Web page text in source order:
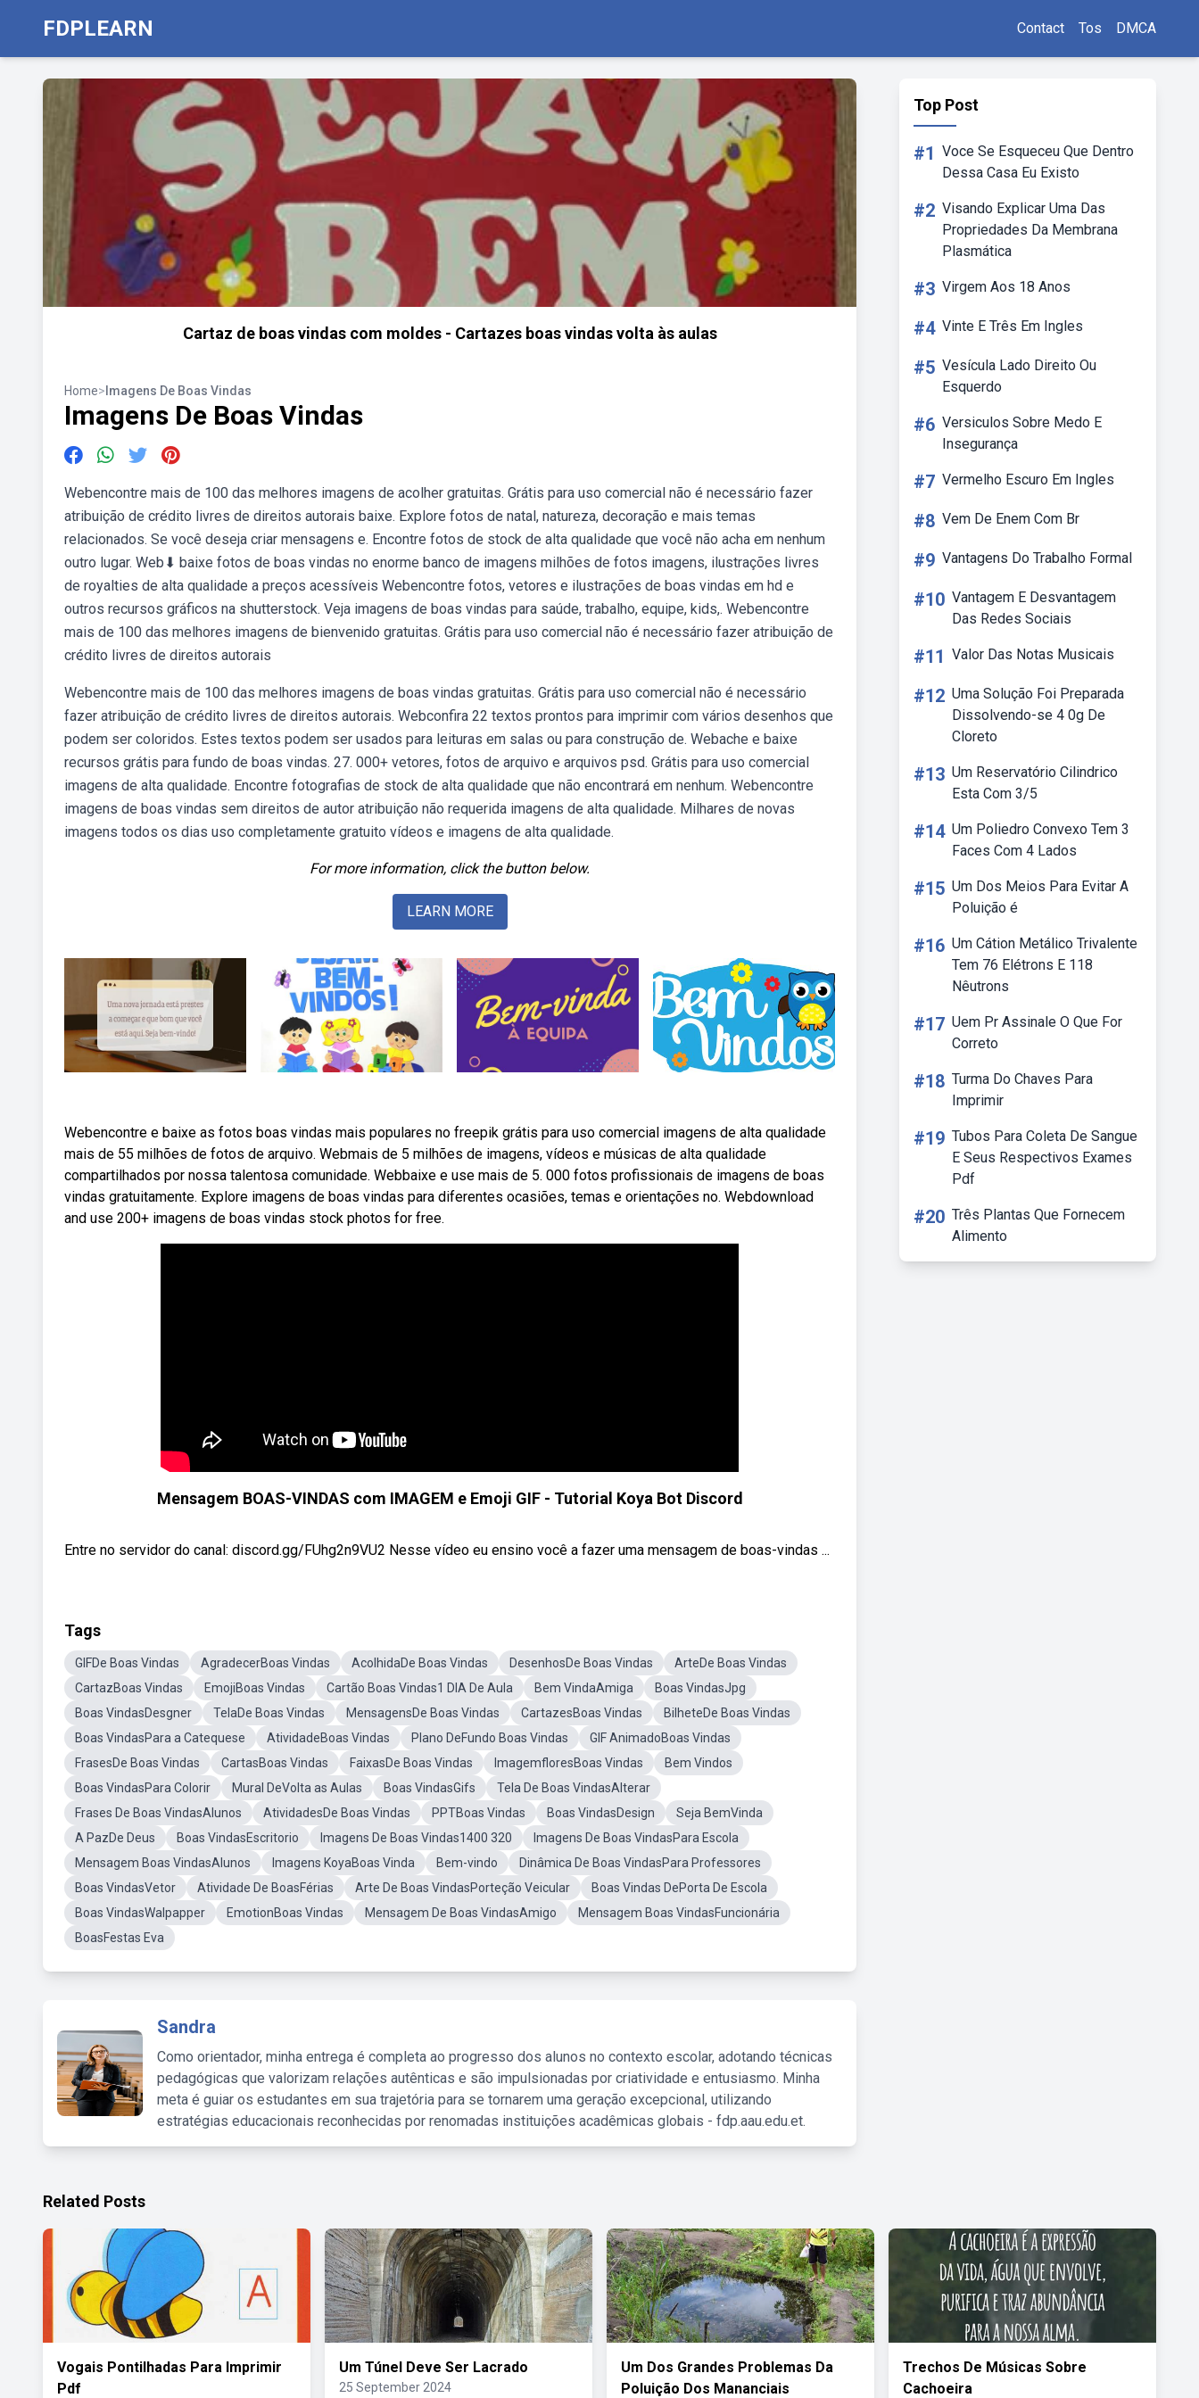
FDPLEARN Contact Tos DMCA
Cartaz de boas vindas com moldes - Cartazes boas vindas volta às aulas
Home> Imagens De Boas Vindas
Imagens De Boas Vindas
Webencontre mais de 100 das melhores imagens de acolher gratuitas. Grátis para uso comercial não é necessário fazer
atribuição de crédito livres de direitos autorais baixe. Explore fotos de natal, natureza, decoração e mais temas
relacionados. Se você deseja criar mensagens e. Encontre fotos de stock de alta qualidade que você não acha em nenhum
outro lugar. Web⬇ baixe fotos de boas vindas no enorme banco de imagens milhões de fotos imagens, ilustrações livres
de royalties de alta qualidade a preços acessíveis Webencontre fotos, vetores e ilustrações de boas vindas em hd e
outros recursos gráficos na shutterstock. Veja imagens de boas vindas para saúde, trabalho, equipe, kids,. Webencontre
mais de 100 das melhores imagens de bienvenido gratuitas. Grátis para uso comercial não é necessário fazer atribuição de
crédito livres de direitos autorais
Webencontre mais de 100 das melhores imagens de boas vindas gratuitas. Grátis para uso comercial não é necessário
fazer atribuição de crédito livres de direitos autorais. Webconfira 22 textos prontos para imprimir com vários desenhos que
podem ser coloridos. Estes textos podem ser usados para leituras em salas ou para construção de. Webache e baixe
recursos grátis para fundo de boas vindas. 27. 000+ vetores, fotos de arquivo e arquivos psd. Grátis para uso comercial
imagens de alta qualidade. Encontre fotografias de stock de alta qualidade que não encontrará em nenhum. Webencontre
imagens de boas vindas sem direitos de autor atribuição não requerida imagens de alta qualidade. Milhares de novas
imagens todos os dias uso completamente gratuito vídeos e imagens de alta qualidade.
For more information, click the button below.
LEARN MORE
Webencontre e baixe as fotos boas vindas mais populares no freepik grátis para uso comercial imagens de alta qualidade
mais de 55 milhões de fotos de arquivo. Webmais de 5 milhões de imagens, vídeos e músicas de alta qualidade
compartilhados por nossa talentosa comunidade. Webbaixe e use mais de 5. 000 fotos profissionais de imagens de boas
vindas gratuitamente. Explore imagens de boas vindas para diferentes ocasiões, temas e orientações no. Webdownload
and use 200+ imagens de boas vindas stock photos for free.
Mensagem BOAS-VINDAS com IMAGEM e Emoji GIF - Tutorial Koya Bot Discord
Entre no servidor do canal: discord.gg/FUhg2n9VU2 Nesse vídeo eu ensino você a fazer uma mensagem de boas-vindas ...
Tags
GIFDe Boas Vindas AgradecerBoas Vindas AcolhidaDe Boas Vindas DesenhosDe Boas Vindas
ArteDe Boas Vindas
CartazBoas Vindas
EmojiBoas Vindas Cartão Boas Vindas1 DIA De Aula Bem VindaAmiga
Boas VindasJpg
Boas VindasDesgner
TelaDe Boas Vindas MensagensDe Boas Vindas CartazesBoas Vindas
BilheteDe Boas Vindas
Boas VindasPara a Catequese
AtividadeBoas Vindas Plano DeFundo Boas Vindas
GIF AnimadoBoas Vindas
FrasesDe Boas Vindas
CartasBoas Vindas FaixasDe Boas Vindas ImagemfloresBoas Vindas
Bem Vindos
Boas VindasPara Colorir
Mural DeVolta as Aulas Boas VindasGifs
Tela De Boas VindasAlterar
Frases De Boas VindasAlunos
AtividadesDe Boas Vindas PPTBoas Vindas Boas VindasDesign
Seja BemVinda
A PazDe Deus
Boas VindasEscritorio Imagens De Boas Vindas1400 320
Imagens De Boas VindasPara Escola
Mensagem Boas VindasAlunos
Imagens KoyaBoas Vinda Bem-vindo
Dinâmica De Boas VindasPara Professores
Boas VindasVetor
Atividade De BoasFérias Arte De Boas VindasPorteção Veicular
Boas Vindas DePorta De Escola
Boas VindasWalpapper
EmotionBoas Vindas Mensagem De Boas VindasAmigo
Mensagem Boas VindasFuncionária
BoasFestas Eva
Sandra
Como orientador, minha entrega é completa ao progresso dos alunos no contexto escolar, adotando técnicas
pedagógicas que valorizam relações autênticas e são impulsionadas por criatividade e entusiasmo. Minha
meta é guiar os estudantes em sua trajetória para se tornarem uma geração excepcional, utilizando
estratégias educacionais reconhecidas por renomadas instituições acadêmicas globais - fdp.aau.edu.et.
Top Post
#1 Voce Se Esqueceu Que Dentro
Dessa Casa Eu Existo
#2 Visando Explicar Uma Das
Propriedades Da Membrana
Plasmática
#3 Virgem Aos 18 Anos
#4 Vinte E Três Em Ingles
#5 Vesícula Lado Direito Ou
Esquerdo
#6 Versiculos Sobre Medo E
Insegurança
#7 Vermelho Escuro Em Ingles
#8 Vem De Enem Com Br
#9 Vantagens Do Trabalho Formal
#10 Vantagem E Desvantagem
Das Redes Sociais
#11 Valor Das Notas Musicais
#12 Uma Solução Foi Preparada
Dissolvendo-se 4 0g De
Cloreto
#13 Um Reservatório Cilindrico
Esta Com 3/5
#14 Um Poliedro Convexo Tem 3
Faces Com 4 Lados
#15 Um Dos Meios Para Evitar A
Poluição é
#16 Um Cátion Metálico Trivalente
Tem 76 Elétrons E 118
Nêutrons
#17 Uem Pr Assinale O Que For
Correto
#18 Turma Do Chaves Para
Imprimir
#19 Tubos Para Coleta De Sangue
E Seus Respectivos Exames
Pdf
#20 Três Plantas Que Fornecem
Alimento
Related Posts
Vogais Pontilhadas Para Imprimir
Pdf
Um Túnel Deve Ser Lacrado
25 September 2024
Um Dos Grandes Problemas Da
Poluição Dos Mananciais
Trechos De Músicas Sobre
Cachoeira